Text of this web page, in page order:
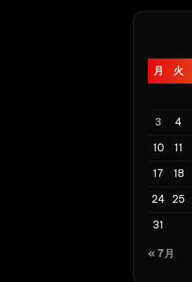
月 火
3
4
10
11
17
18
24
25
31
« 7月